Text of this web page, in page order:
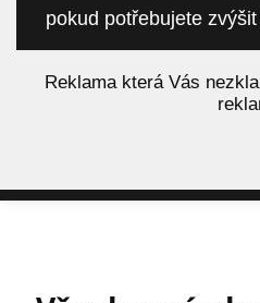
pokud potřebujete
Reklama která Vás